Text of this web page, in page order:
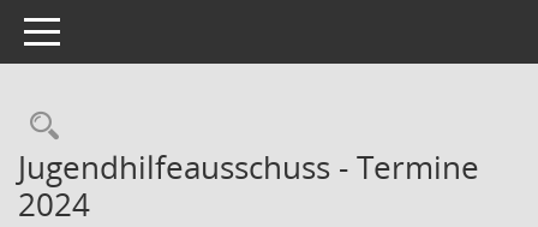
Toggle navigation
Rechercheauswahl
Jugendhilfeausschuss - Termine
2024